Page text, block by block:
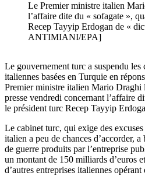
Le Premier ministre italien
l’affaire dite du « sofagate »,
Recep Tayyip Erdogan de «
ANTIMIANI/EPA]
Le gouvernement turc a suspendu les
italiennes basées en Turquie en
Premier ministre italien Mario Draghi
presse vendredi concernant l’affaire
le président turc Recep Tayyip
Le cabinet turc, qui exige des
italien a peu de chances d’accorder,
de guerre produits par l’entreprise
un montant de 150 milliards d’euros
d’autres entreprises italiennes